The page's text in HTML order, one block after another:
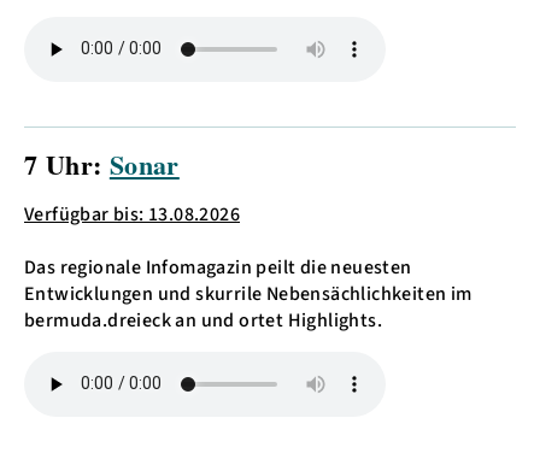
7 Uhr: Sonar
Verfügbar bis: 13.08.2026
Das regionale Infomagazin peilt die neuesten
Entwicklungen und skurrile Nebensächlichkeiten im
bermuda.dreieck an und ortet Highlights.